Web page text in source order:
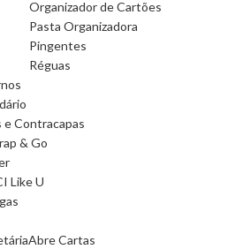
Organizador de Cartões
Pasta Organizadora
Pingentes
Réguas
e Contracapas
& Go
Like U
Abre Cartas